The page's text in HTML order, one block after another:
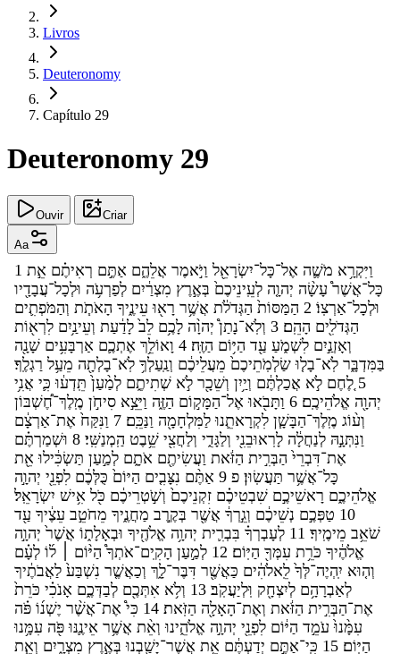
Livros
Deuteronomy
Capítulo 29
Deuteronomy 29
Ouvir Criar
Aa
1 ויקרא משה אל־כל־ישראל ויאמר אלהם אתם ראיתם את
כל־אשר֩עשה יהוה לעיניכם בארץ מצרים לפרעה ולכל־עבדיו
ולכל־ארצו 2 המסות הגדלת אשר ראוּ עיניך האתת והמפתים
הגדלים ההם 3 ולא־נתן֩יהוה לכם לב לדעת ועינים לראות
ואזנים לשמע עד היום הזה 4 ואולך אתכם ארבעים שנה
במדבר לא־בלוּ שלמתיכם מעליכם ונעלך לא־בלתה מעל רגלך
5 לחם לא אכלתם ויין ושכר לא שתיתם למען תדעוּ כי אני
יהוה אלהיכם 6 ותבאוּ אל־המקום הזה ויצא סיחן מלךְ־חשבון
ועוג מלךְ־הבשן לקראתנוּ למלחמה ונכם 7 ונקח את־ארצם
ונתנה לנחלה לראובני ולגדי ולחצי שבט המנשי 8 ושמרתם
את־דברי הברית הזאת ועשיתם אתם למען תשכילוּ את
כל־אשר תעשון פ 9 אתם נצבים היום כלכם לפני יהוה
אלהיכם ראשיכם שבטיכם זקניכם ושטריכם כל איש ישראל
10 טפכם נשיכם וגרך אשר בקרב מחניך מחטב עציך עד
שאב מימיך 11 לעברך בברית יהוה אלהיך ובאלתו אשר יהוה
אלהיך כרת עמך היום 12 למען הקים־אתךָ֩היום לו לעם
והוא יהיה־לך לאלהים כאשר דבר־לך וכאשר נשבע לאבתיך
לאברהם ליצחק וליעקב 13 ולא אתכם לבדכם אנכי כרת
את־הברית הזאת ואת־האלה הזאת 14 כי֩את־אשר ישנו פה
עמנוּ֙ עמד היום לפני יהוה אלהינוּ ואת אשר איננוּ פה עמנו
היום 15 כי־אתם ידעתם את אשר־ישבנוּ בארץ מצרים ואת